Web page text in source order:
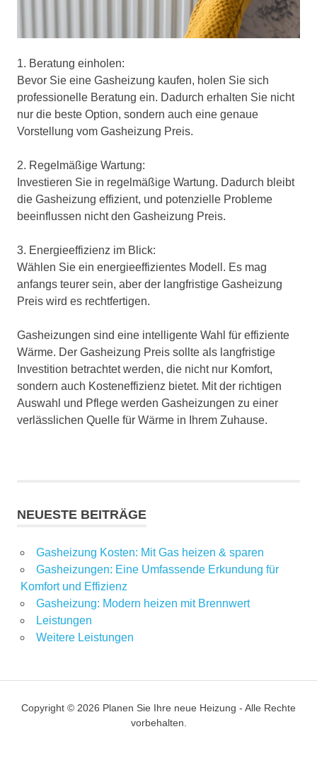
1. Beratung einholen:
Bevor Sie eine Gasheizung kaufen, holen Sie sich
professionelle Beratung ein. Dadurch erhalten Sie nicht
nur die beste Option, sondern auch eine genaue
Vorstellung vom Gasheizung Preis.
2. Regelmäßige Wartung:
Investieren Sie in regelmäßige Wartung. Dadurch bleibt
die Gasheizung effizient, und potenzielle Probleme
beeinflussen nicht den Gasheizung Preis.
3. Energieeffizienz im Blick:
Wählen Sie ein energieeffizientes Modell. Es mag
anfangs teurer sein, aber der langfristige Gasheizung
Preis wird es rechtfertigen.
Gasheizungen sind eine intelligente Wahl für effiziente
Wärme. Der Gasheizung Preis sollte als langfristige
Investition betrachtet werden, die nicht nur Komfort,
sondern auch Kosteneffizienz bietet. Mit der richtigen
Auswahl und Pflege werden Gasheizungen zu einer
verlässlichen Quelle für Wärme in Ihrem Zuhause.
NEUESTE BEITRÄGE
Gasheizung Kosten: Mit Gas heizen & sparen
Gasheizungen: Eine Umfassende Erkundung für
Komfort und Effizienz
Gasheizung: Modern heizen mit Brennwert
Leistungen
Weitere Leistungen
Copyright © 2026 Planen Sie Ihre neue Heizung - Alle Rechte
vorbehalten.